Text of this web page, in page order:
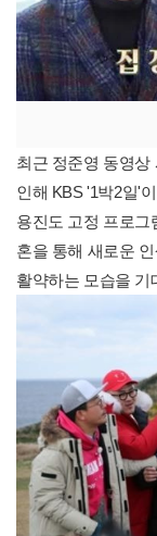
최근 정준영 동영상
인해 KBS '1박2일'
용진도 고정 프로그
혼을 통해 새로운
활약하는 모습을 기